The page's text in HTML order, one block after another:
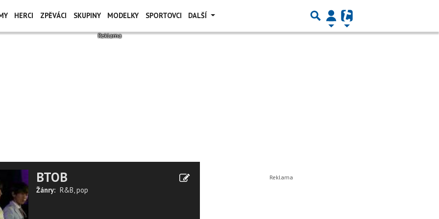
HERCI ZPĚVÁCI SKUPINY MODELKY SPORTOVCI DALŠÍ
BTOB
Žánry: R&B,pop